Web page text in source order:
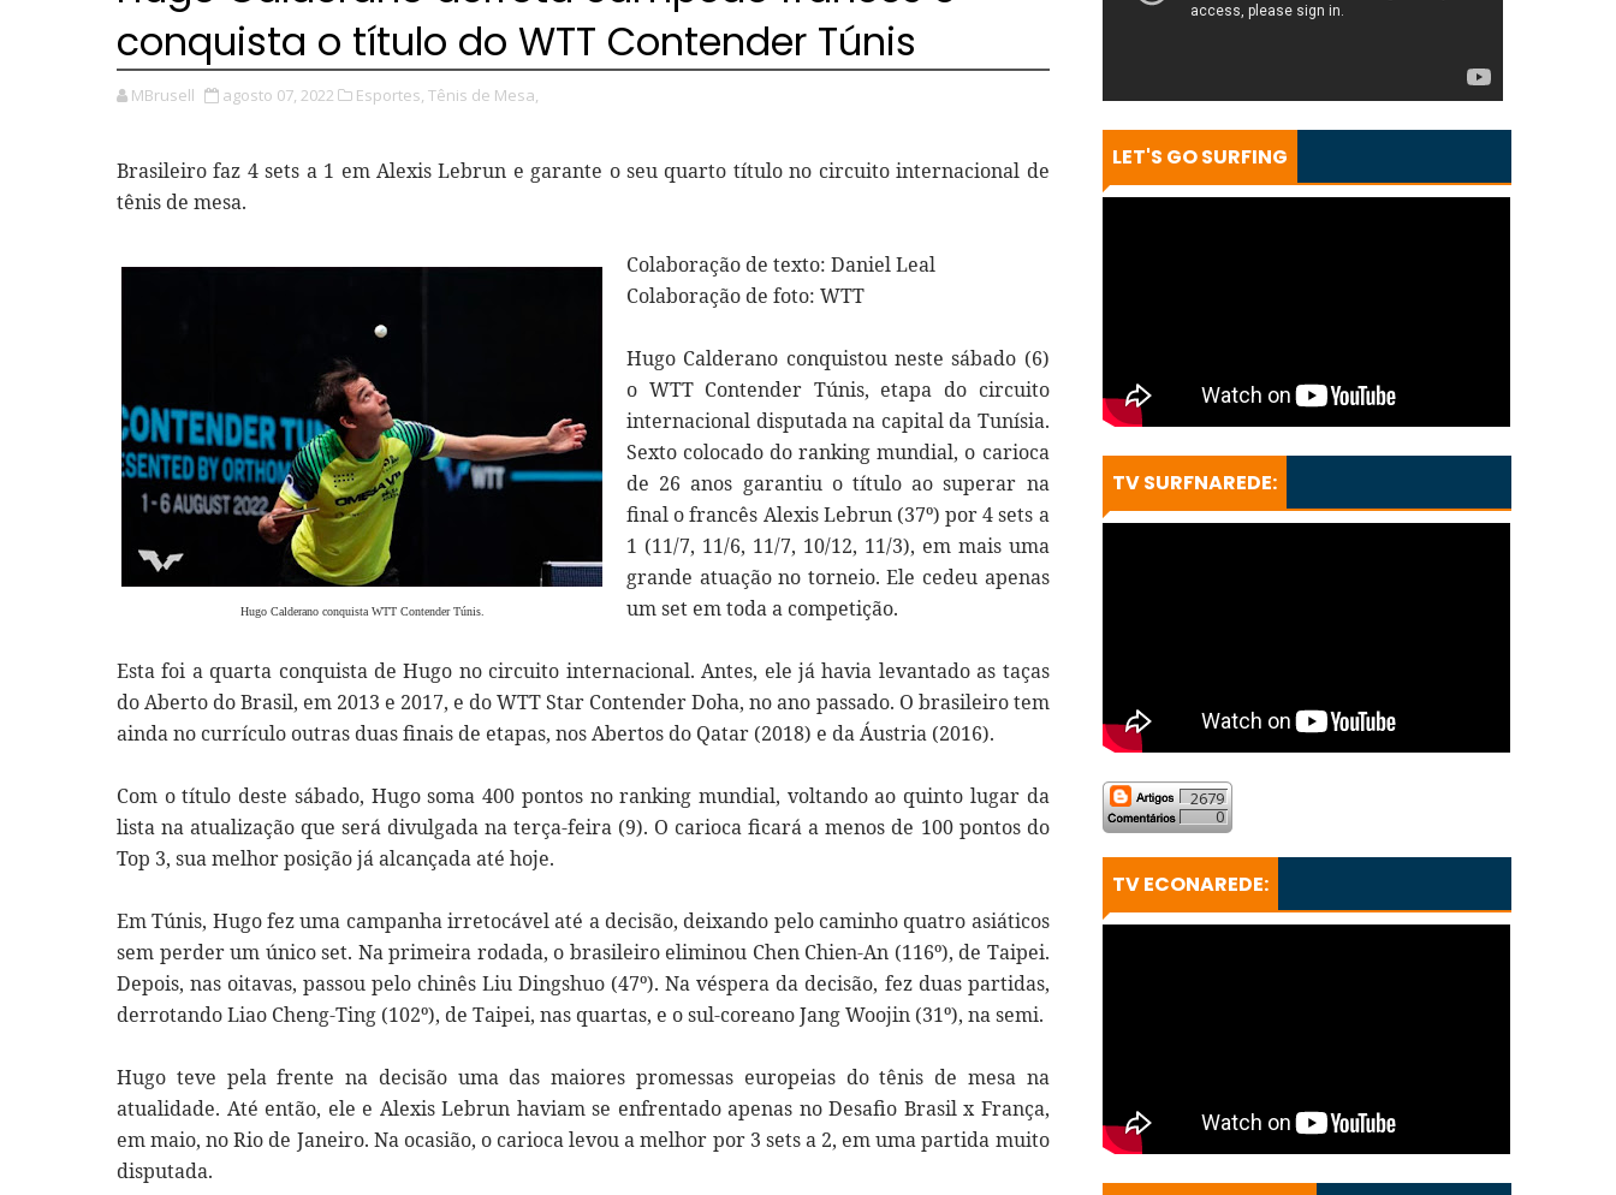
conquista o título do WTT Contender Túnis
MBrusell agosto 07, 2022 Esportes, Tênis de Mesa,
Brasileiro faz 4 sets a 1 em Alexis Lebrun e garante o seu quarto título no circuito internacional de
tênis de mesa.
Hugo Calderano conquista WTT Contender Túnis.
Colaboração de texto: Daniel Leal
Colaboração de foto: WTT
Hugo Calderano conquistou neste sábado (6)
o WTT Contender Túnis, etapa do circuito
internacional disputada na capital da Tunísia.
Sexto colocado do ranking mundial, o carioca
de 26 anos garantiu o título ao superar na
final o francês Alexis Lebrun (37º) por 4 sets a
1 (11/7, 11/6, 11/7, 10/12, 11/3), em mais uma
grande atuação no torneio. Ele cedeu apenas
um set em toda a competição.
Esta foi a quarta conquista de Hugo no circuito internacional. Antes, ele já havia levantado as taças
do Aberto do Brasil, em 2013 e 2017, e do WTT Star Contender Doha, no ano passado. O brasileiro tem
ainda no currículo outras duas finais de etapas, nos Abertos do Qatar (2018) e da Áustria (2016).
Com o título deste sábado, Hugo soma 400 pontos no ranking mundial, voltando ao quinto lugar da
lista na atualização que será divulgada na terça-feira (9). O carioca ficará a menos de 100 pontos do
Top 3, sua melhor posição já alcançada até hoje.
Em Túnis, Hugo fez uma campanha irretocável até a decisão, deixando pelo caminho quatro asiáticos
sem perder um único set. Na primeira rodada, o brasileiro eliminou Chen Chien-An (116º), de Taipei.
Depois, nas oitavas, passou pelo chinês Liu Dingshuo (47º). Na véspera da decisão, fez duas partidas,
derrotando Liao Cheng-Ting (102º), de Taipei, nas quartas, e o sul-coreano Jang Woojin (31º), na semi.
Hugo teve pela frente na decisão uma das maiores promessas europeias do tênis de mesa na
atualidade. Até então, ele e Alexis Lebrun haviam se enfrentado apenas no Desafio Brasil x França,
em maio, no Rio de Janeiro. Na ocasião, o carioca levou a melhor por 3 sets a 2, em uma partida muito
disputada.
LET'S GO SURFING
TV SURFNAREDE:
2679
0
TV ECONAREDE: